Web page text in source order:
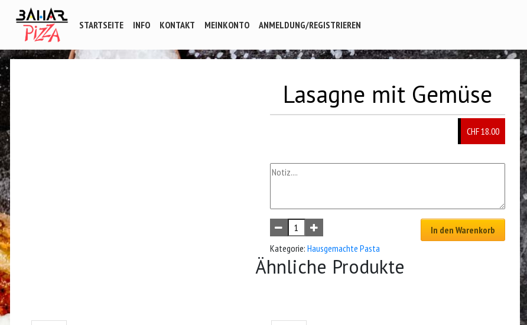
STARTSEITE INFO KONTAKT MEINKONTO ANMELDUNG/REGISTRIEREN
Lasagne mit Gemüse
CHF18.00
In den Warenkorb
Kategorie: Hausgemachte Pasta
Ähnliche Produkte